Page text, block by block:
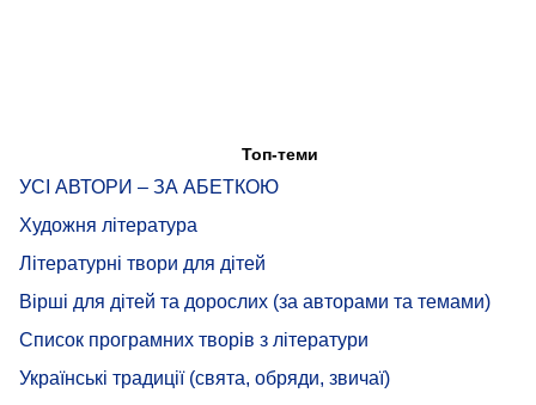
Топ-теми
УСІ АВТОРИ – ЗА АБЕТКОЮ
Художня література
Літературні твори для дітей
Вірші для дітей та дорослих (за авторами та темами)
Список програмних творів з літератури
Українські традиції (свята, обряди, звичаї)